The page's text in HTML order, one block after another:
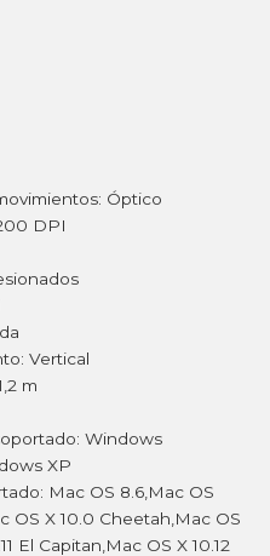
Óptico
DPI
Vertical
m
Windows
XP
Mac OS 8.6,Mac OS
OS X 10.0 Cheetah,Mac OS
El Capitan,Mac OS X 10.12